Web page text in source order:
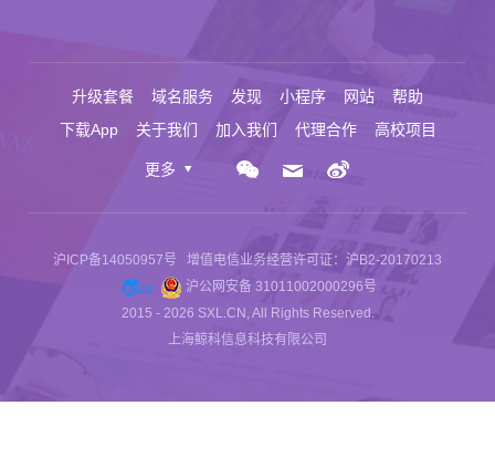
升级套餐 域名服务 发现 小程序 网站
帮助
下载App
关于我们 加入我们 代理合作 高校项目
更多
沪ICP备14050957号
增值电信业务经营许可证：沪B2-20170213
沪公网安备 31011002000296号
2015 - 2026 SXL.CN, All Rights Reserved.
上海鲸科信息科技有限公司